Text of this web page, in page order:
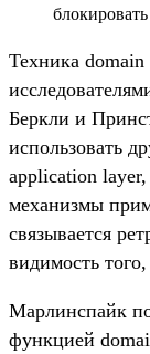
Техника
Беркли и
использовать
application
механизмы
связывается
видимость
Марлинспайк
функцией